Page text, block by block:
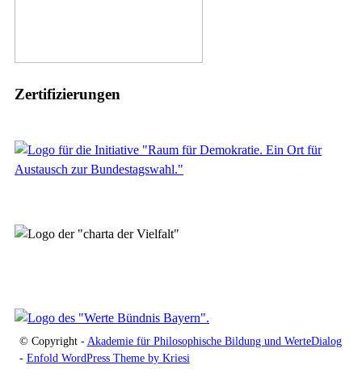
Zertifizierungen
© Copyright - Akademie für Philosophische Bildung und WerteDialog
- Enfold WordPress Theme by Kriesi